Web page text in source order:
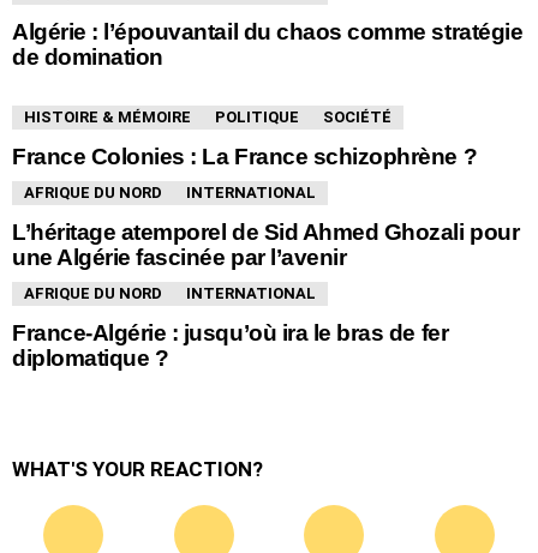
Algérie : l’épouvantail du chaos comme stratégie
de domination
HISTOIRE & MÉMOIRE POLITIQUE SOCIÉTÉ
France Colonies : La France schizophrène ?
AFRIQUE DU NORD INTERNATIONAL
L’héritage atemporel de Sid Ahmed Ghozali pour
une Algérie fascinée par l’avenir
AFRIQUE DU NORD INTERNATIONAL
France-Algérie : jusqu’où ira le bras de fer
diplomatique ?
WHAT'S YOUR REACTION?